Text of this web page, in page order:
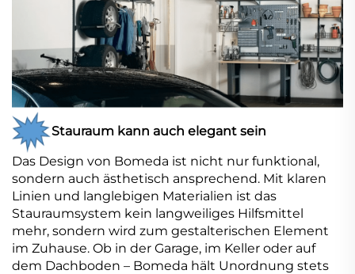
Stauraum kann auch elegant sein
Das Design von Bomeda ist nicht nur funktional,
sondern auch ästhetisch ansprechend. Mit klaren
Linien und langlebigen Materialien ist das
Stauraumsystem kein langweiliges Hilfsmittel
mehr, sondern wird zum gestalterischen Element
im Zuhause. Ob in der Garage, im Keller oder auf
dem Dachboden – Bomeda hält Unordnung stets